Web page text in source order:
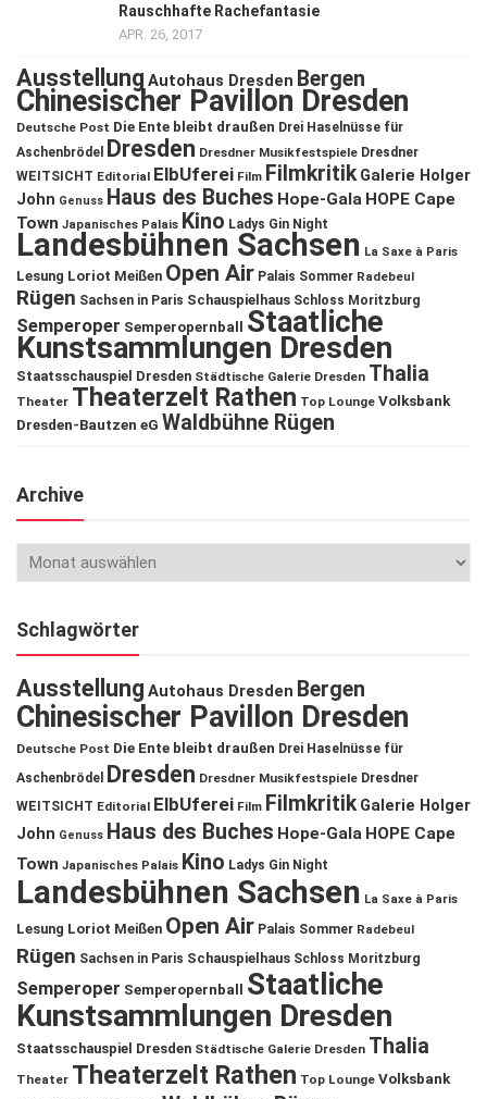
Rauschhafte Rachefantasie
APR. 26, 2017
Ausstellung Autohaus Dresden Bergen
Chinesischer Pavillon Dresden
Deutsche Post Die Ente bleibt draußen Drei Haselnüsse für
Aschenbrödel
Dresden Dresdner Musikfestspiele Dresdner
WEITSICHT Editorial ElbUferei Film Filmkritik Galerie Holger
John Genuss Haus des Buches Hope-Gala HOPE Cape
Town Japanisches Palais Kino Ladys Gin Night
Landesbühnen Sachsen La Saxe à Paris
Lesung Loriot Meißen Open Air Palais Sommer Radebeul
Rügen Sachsen in Paris Schauspielhaus Schloss Moritzburg
Semperoper Semperopernball Staatliche
Kunstsammlungen Dresden
Staatsschauspiel Dresden Städtische Galerie Dresden Thalia
Theater Theaterzelt Rathen Top Lounge Volksbank
Dresden-Bautzen eG Waldbühne Rügen
Archive
Schlagwörter
Ausstellung Autohaus Dresden Bergen
Chinesischer Pavillon Dresden
Deutsche Post Die Ente bleibt draußen Drei Haselnüsse für
Aschenbrödel
Dresden Dresdner Musikfestspiele Dresdner
WEITSICHT Editorial ElbUferei Film Filmkritik Galerie Holger
John Genuss Haus des Buches Hope-Gala HOPE Cape
Town Japanisches Palais Kino Ladys Gin Night
Landesbühnen Sachsen La Saxe à Paris
Lesung Loriot Meißen Open Air Palais Sommer Radebeul
Rügen Sachsen in Paris Schauspielhaus Schloss Moritzburg
Semperoper Semperopernball
Staatliche
Kunstsammlungen Dresden
Staatsschauspiel Dresden Städtische Galerie Dresden Thalia
Theater Theaterzelt Rathen Top Lounge Volksbank